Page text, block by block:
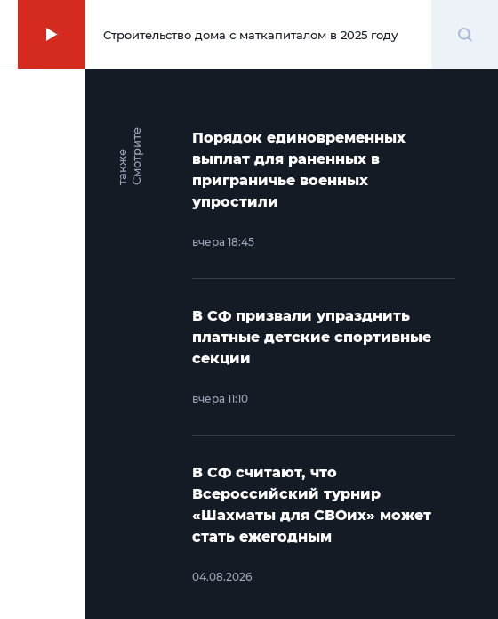
00:00
Строительство дома с маткапиталом в 2025 году
С
м
о
т
р и
т
е
т
а
к
ж
е
Порядок единовременных
выплат для раненных в
приграничье военных
упростили
вчера 18:45
В СФ призвали упразднить
платные детские спортивные
секции
вчера 11:10
В СФ считают, что
Всероссийский турнир
«Шахматы для СВОих» может
стать ежегодным
04.08.2026